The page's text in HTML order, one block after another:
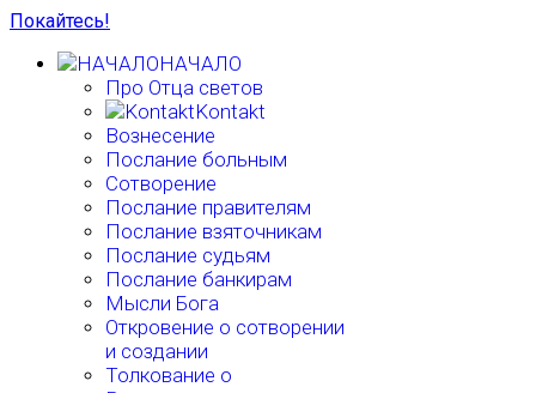
Покайтесь!
НАЧАЛО
Про Отца светов
Kontakt
Вознесение
Послание больным
Сотворение
Послание правителям
Послание взяточникам
Послание судьям
Послание банкирам
Мысли Бога
Откровение о сотворении
и создании
Толкование о